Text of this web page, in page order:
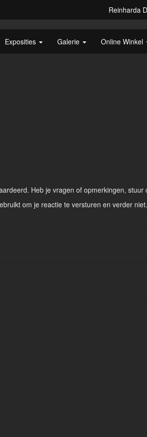
Reinharda
Exposities Galerie Online Winkel
Heb je vragen of opmerkingen,
om je reactie te versturen en verder niet.